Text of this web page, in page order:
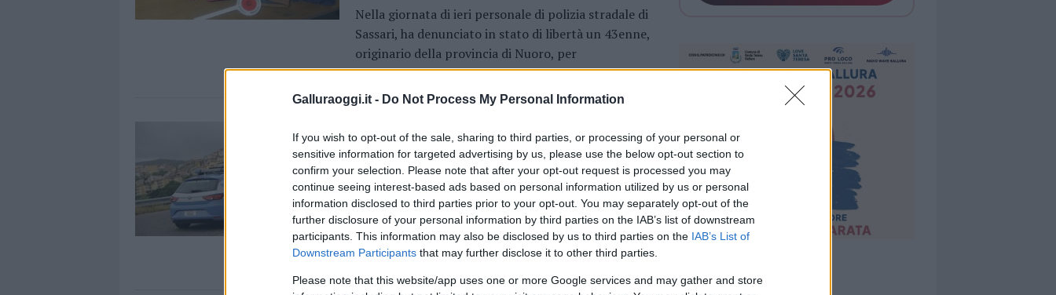
Galluraoggi.it - Do Not Process My Personal Information
If you wish to opt-out of the sale, sharing to third parties, or processing of your personal or
sensitive information for targeted advertising by us, please use the below opt-out section to
confirm your selection. Please note that after your opt-out request is processed you may
continue seeing interest-based ads based on personal information utilized by us or personal
information disclosed to third parties prior to your opt-out. You may separately opt-out of the
further disclosure of your personal information by third parties on the IAB’s list of downstream
participants. This information may also be disclosed by us to third parties on the IAB’s List of
Downstream Participants that may further disclose it to other third parties.
Please note that this website/app uses one or more Google services and may gather and store
Nella giornata di ieri personale di polizia stradale di
Sassari, ha denunciato in stato di libertà un 43enne,
originario della provincia di Nuoro, per
ricettazione. Una pattuglia, impegnata in un…
Sassari, denunciato un 29enne per furto e
ricettazione
Trovato anche in possesso di marijuana. Nel
pomeriggio di ieri, il personale della polizia ha
denunciato un 29enne sassarese. Gli agenti, durante